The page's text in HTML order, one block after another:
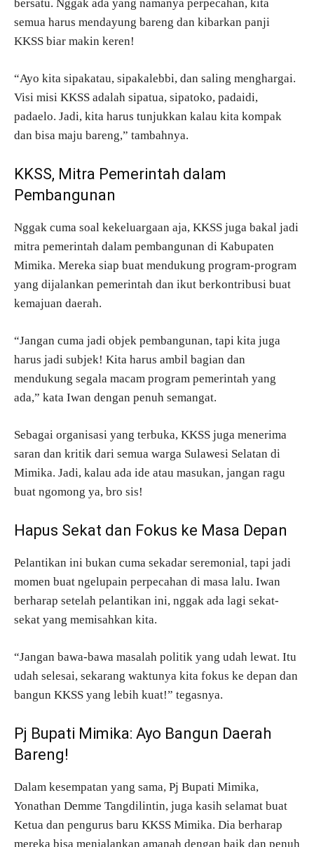
bersatu. Nggak ada yang namanya perpecahan, kita
semua harus mendayung bareng dan kibarkan panji
KKSS biar makin keren!
“Ayo kita sipakatau, sipakalebbi, dan saling menghargai.
Visi misi KKSS adalah sipatua, sipatoko, padaidi,
padaelo. Jadi, kita harus tunjukkan kalau kita kompak
dan bisa maju bareng,” tambahnya.
KKSS, Mitra Pemerintah dalam
Pembangunan
Nggak cuma soal kekeluargaan aja, KKSS juga bakal jadi
mitra pemerintah dalam pembangunan di Kabupaten
Mimika. Mereka siap buat mendukung program-program
yang dijalankan pemerintah dan ikut berkontribusi buat
kemajuan daerah.
“Jangan cuma jadi objek pembangunan, tapi kita juga
harus jadi subjek! Kita harus ambil bagian dan
mendukung segala macam program pemerintah yang
ada,” kata Iwan dengan penuh semangat.
Sebagai organisasi yang terbuka, KKSS juga menerima
saran dan kritik dari semua warga Sulawesi Selatan di
Mimika. Jadi, kalau ada ide atau masukan, jangan ragu
buat ngomong ya, bro sis!
Hapus Sekat dan Fokus ke Masa Depan
Pelantikan ini bukan cuma sekadar seremonial, tapi jadi
momen buat ngelupain perpecahan di masa lalu. Iwan
berharap setelah pelantikan ini, nggak ada lagi sekat-
sekat yang memisahkan kita.
“Jangan bawa-bawa masalah politik yang udah lewat. Itu
udah selesai, sekarang waktunya kita fokus ke depan dan
bangun KKSS yang lebih kuat!” tegasnya.
Pj Bupati Mimika: Ayo Bangun Daerah
Bareng!
Dalam kesempatan yang sama, Pj Bupati Mimika,
Yonathan Demme Tangdilintin, juga kasih selamat buat
Ketua dan pengurus baru KKSS Mimika. Dia berharap
mereka bisa menjalankan amanah dengan baik dan penuh